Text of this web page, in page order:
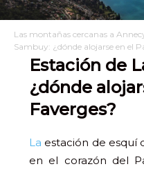
Las montañas cercanas a
Sambuy: ¿dónde alojarse en el
Estación de
¿dónde
Faverges?
La estación de esquí
en el corazón del